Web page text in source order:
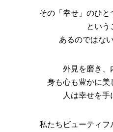
その「幸せ」のひと
という
あるのではな
外見を磨き、
身も心も豊かに美
人は幸せを
私たちビューティフ